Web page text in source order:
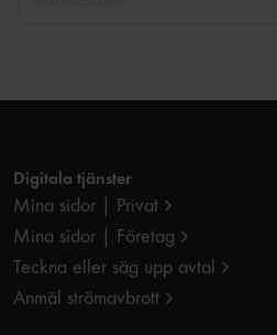
Digitala tjänster
Mina sidor | Privat
Mina sidor | Företag
Teckna eller säg upp avtal
Anmäl strömavbrott